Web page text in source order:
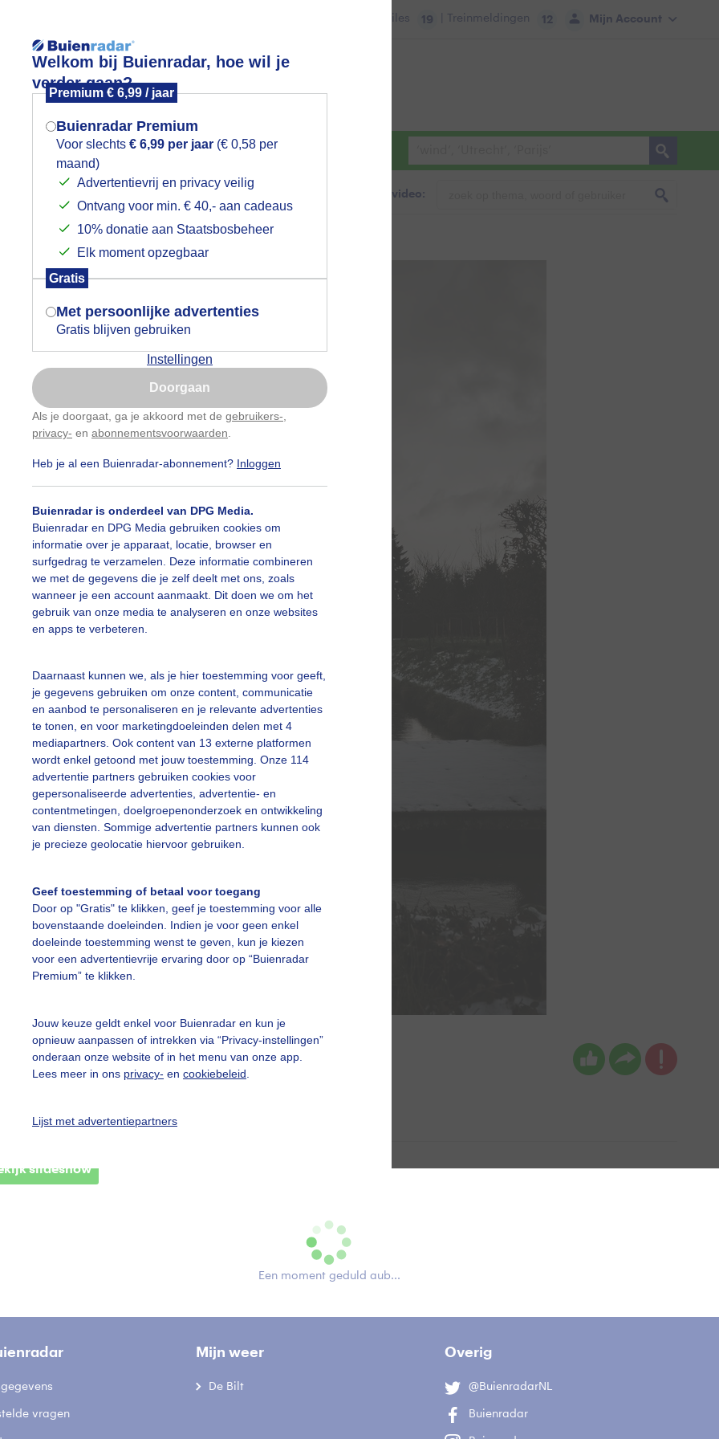
Welkom bij Buienradar, hoe wil je
verder gaan?
Premium € 6,99 / jaar
Buienradar Premium
Voor slechts € 6,99 per jaar (€ 0,58 per
maand)
Advertentievrij en privacy veilig
Ontvang voor min. € 40,- aan cadeaus
10% donatie aan Staatsbosbeheer
Elk moment opzegbaar
Gratis
Met persoonlijke advertenties
Gratis blijven gebruiken
Instellingen
Doorgaan
Als je doorgaat, ga je akkoord met de gebruikers-
privacy- en abonnementsvoorwaarden
Heb je al een Buienradar-abonnement? Inloggen
Buienradar is onderdeel van DPG Media.
Buienradar en DPG Media gebruiken cookies om
informatie over je apparaat, locatie, browser en
surfgedrag te verzamelen. Deze informatie combineren
we met de gegevens die je zelf deelt met ons, zoals
wanneer je een account aanmaakt. Dit doen we om het
gebruik van onze media te analyseren en onze websites
en apps te verbeteren.
Daarnaast kunnen we, als je hier toestemming voor geeft,
je gegevens gebruiken om onze content, communicatie
en aanbod te personaliseren en je relevante advertenties
te tonen, en voor marketingdoeleinden delen met 4
mediapartners. Ook content van 13 externe platformen
wordt enkel getoond met jouw toestemming. Onze 114
advertentie partners gebruiken cookies voor
gepersonaliseerde advertenties, advertentie- en
contentmetingen, doelgroepenonderzoek en ontwikkeling
van diensten. Sommige advertentie partners kunnen ook
je precieze geolocatie hiervoor gebruiken.
Geef toestemming of betaal voor toegang
Door op "Gratis" te klikken, geef je toestemming voor alle
bovenstaande doeleinden. Indien je voor geen enkel
doeleinde toestemming wenst te geven, kun je kiezen
voor een advertentievrije ervaring door op “Buienradar
Premium” te klikken.
Jouw keuze geldt enkel voor Buienradar en kun je
opnieuw aanpassen of intrekken via “Privacy-instellingen”
onderaan onze website of in het menu van onze app.
Lees meer in ons privacy- en cookiebeleid
Lijst met advertentiepartners
Mijn Account
Files 19 | Treinmeldingen 12
Foto en video Weerzine
Zoeken in foto & video:
Marina Tiutneva Gemaakt: 03-01-2026, 171x bekeken
slideshow
Een moment geduld aub...
vragen
Mijn weer
De Bilt
Overig
@BuienradarNL
Buienradar
Mogen we je locatie gebruiken voor
het weer?
Indien je hier nog geen akkoord op hebt
gegeven, verschijnt er zo een pop-up uit
je browser waarin deze toestemming
gevraagd wordt.
Is goed, toon de popup
Nu niet, misschien later
Gebruik je Safari en wil je niet elke dag deze pop-up
Klikhierom dit aan te passen